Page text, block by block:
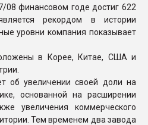
08 финансовом годе достиг 622
рекордом в истории
уровни компания показывает
в Корее, Китае, США и
об увеличении своей доли на
основанной на расширении
увеличения коммерческого
Тем временем два завода